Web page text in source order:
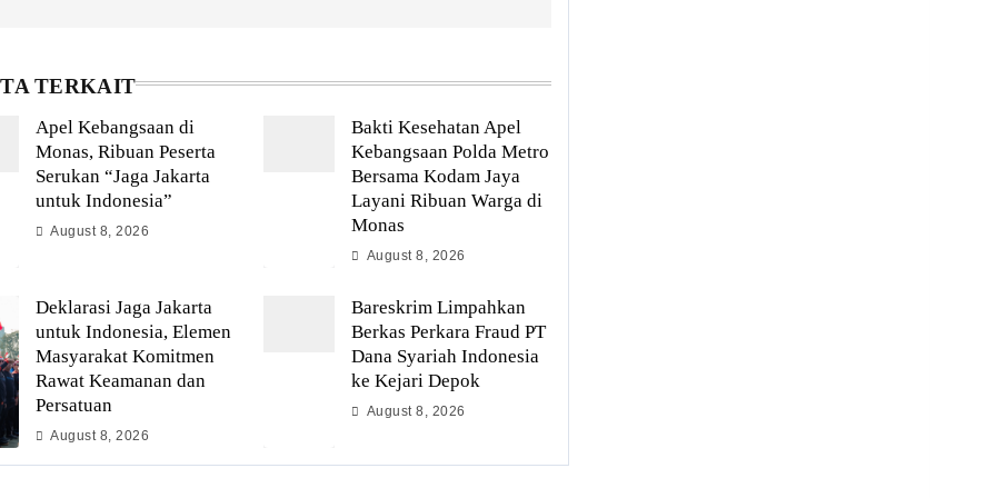
TERKAIT
Apel Kebangsaan di
Monas, Ribuan Peserta
Serukan “Jaga Jakarta
untuk Indonesia”
August 8, 2026
Bakti Kesehatan Apel
Kebangsaan Polda Metro
Bersama Kodam Jaya
Layani Ribuan Warga di
Monas
August 8, 2026
Deklarasi Jaga Jakarta
untuk Indonesia, Elemen
Masyarakat Komitmen
Rawat Keamanan dan
Persatuan
August 8, 2026
Bareskrim Limpahkan
Berkas Perkara Fraud PT
Dana Syariah Indonesia
ke Kejari Depok
August 8, 2026